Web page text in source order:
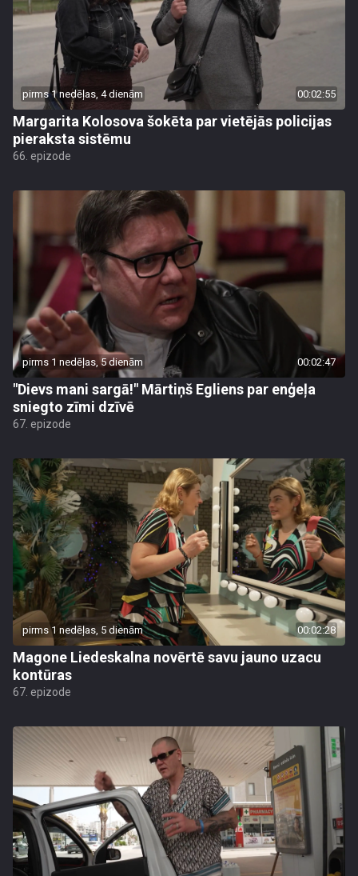
pirms 1 nedēļas, 4 dienām 00:02:55
Margarita Kolosova šokēta par vietējās policijas
pieraksta sistēmu
66. epizode
pirms 1 nedēļas, 5 dienām 00:02:47
"Dievs mani sargā!" Mārtiņš Egliens par enģeļa
sniegto zīmi dzīvē
67. epizode
pirms 1 nedēļas, 5 dienām 00:02:28
Magone Liedeskalna novērtē savu jauno uzacu
kontūras
67. epizode